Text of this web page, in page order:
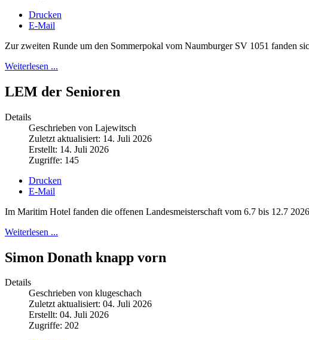
Drucken
E-Mail
Zur zweiten Runde um den Sommerpokal vom Naumburger SV 1051 fanden
Weiterlesen ...
LEM der Senioren
Details
Geschrieben von Lajewitsch
Zuletzt aktualisiert: 14. Juli 2026
Erstellt: 14. Juli 2026
Zugriffe: 145
Drucken
E-Mail
Im Maritim Hotel fanden die offenen Landesmeisterschaft vom 6.7 bis 12.7
Weiterlesen ...
Simon Donath knapp vorn
Details
Geschrieben von klugeschach
Zuletzt aktualisiert: 04. Juli 2026
Erstellt: 04. Juli 2026
Zugriffe: 202